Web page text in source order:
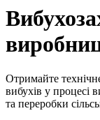
Отримайте
вибухів у процесі
та переробки